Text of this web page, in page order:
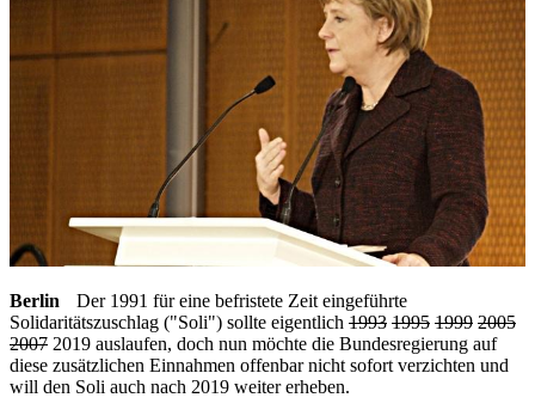
Berlin
Der 1991 für eine befristete Zeit eingeführte
Solidaritätszuschlag ("Soli") sollte eigentlich 1993 1995 1999 2005
2007 2019 auslaufen, doch nun möchte die Bundesregierung auf
diese zusätzlichen Einnahmen offenbar nicht sofort verzichten und
will den Soli auch nach 2019 weiter erheben.